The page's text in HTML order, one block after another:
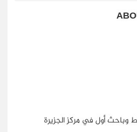
وباحث أول في مركز الجزيرة